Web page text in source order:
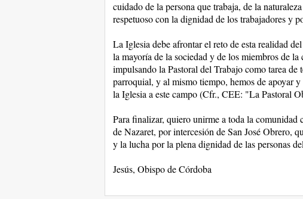
cuidado de la persona que trabaja, de la
respetuoso con la dignidad de los trabajadores y
La Iglesia debe afrontar el reto de esta realidad
la mayoría de la sociedad y de los miembros de
impulsando la Pastoral del Trabajo como tarea de
parroquial, y al mismo tiempo, hemos de apoyar
la Iglesia a este campo (Cfr., CEE: "La Pastoral
Para finalizar, quiero unirme a toda la
de Nazaret, por intercesión de San José Obrero,
y la lucha por la plena dignidad de las personas
Jesús, Obispo de Córdoba